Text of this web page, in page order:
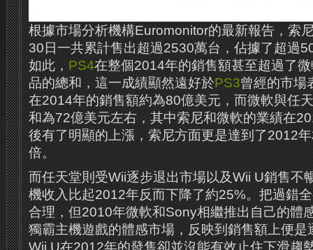
根據市場分析機構Euromonitor的最新報告，索
30日一共累計售出超過2530萬台，佔據了超過
如此， PS4在整個2014年的銷售額甚至超過了
品的總和，這一成績顯然遠好於PS3曾經的市場
在2014年的銷售額約為80億美元，而微軟與任
和為72億美元左右，其中索尼和微軟的業績在
後有了明顯的上漲，索尼方面更是達到了2012
倍。
而任天堂則受Wii逐步退出市場以及Wii U銷售不
機收入比起2012年反而下降了約25%。把過錯
合理，但2010年微軟和Sony相繼推出自己的體
獨霸主機遊戲的體感市場，反映到銷售額上便是
Wii U在2012年的發售卻並沒能有效止住下滑趨